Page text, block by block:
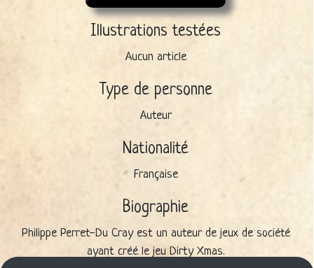
Illustrations testées
Aucun article
Type de personne
Auteur
Nationalité
Française
Biographie
Philippe Perret-Du Cray est un auteur de jeux de société
ayant créé le jeu Dirty Xmas.